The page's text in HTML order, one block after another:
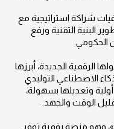
شراكة استراتيجية مع
البنية التقنية ورفع
الحكومي.
الجديدة، أبرزها
الاصطناعي التوليدي
وتعديلها بسهولة،
الوقت والجهد.
وهو منصة رقمية توفر